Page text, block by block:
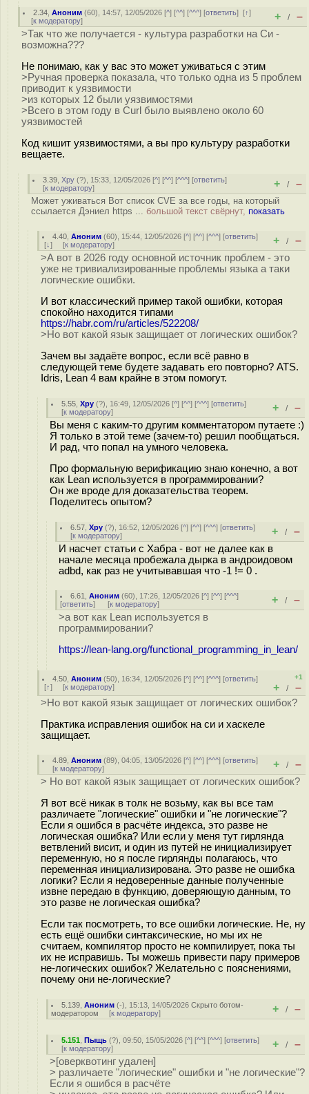
2.34 ,Аноним (60), 14:57, 12/05/2026 [^] [^^] [^^^] [ответить][↑]
[к модератору] + / –
>Так что же получается - культура разработки на Си -
возможна???
Не понимаю, как у вас это может уживаться с этим
>Ручная проверка показала, что только одна из 5 проблем
приводит к уязвимости
>из которых 12 были уязвимостями
>Всего в этом году в Curl было выявлено около 60
уязвимостей
Код кишит уязвимостями, а вы про культуру разработки
вещаете.
3.39 ,Хру (?), 15:33, 12/05/2026 [^] [^^] [^^^] [ответить]
[к модератору] + / –
Может уживаться Вот список CVE за все годы, на который
ссылается Дэниел https ... большой текст свёрнут, показать
4.40 ,Аноним (60), 15:44, 12/05/2026 [^] [^^] [^^^] [ответить]
[↓] [к модератору] + / –
>А вот в 2026 году основной источник проблем - это
уже не тривиализированные проблемы языка а таки
логические ошибки.
И вот классический пример такой ошибки, которая
спокойно находится типами
https://habr.com/ru/articles/522208/
>Но вот какой язык защищает от логических ошибок?
Зачем вы задаёте вопрос, если всё равно в
следующей теме будете задавать его повторно? ATS.
Idris, Lean 4 вам крайне в этом помогут.
5.55 ,Хру (?), 16:49, 12/05/2026 [^] [^^] [^^^] [ответить]
[к модератору] + / –
Вы меня с каким-то другим комментатором путаете :)
Я только в этой теме (зачем-то) решил пообщаться.
И рад, что попал на умного человека.
Про формальную верификацию знаю конечно, а вот
как Lean используется в программировании?
Он же вроде для доказательства теорем.
Поделитесь опытом?
6.57 ,Хру (?), 16:52, 12/05/2026 [^] [^^] [^^^] [ответить]
[к модератору] + / –
И насчет статьи с Хабра - вот не далее как в
начале месяца пробежала дырка в андроидовом
adbd, как раз не учитывавшая что -1 != 0 .
6.61 ,Аноним (60), 17:26, 12/05/2026 [^] [^^] [^^^]
[ответить] [к модератору] + / –
>а вот как Lean используется в
программировании?
https://lean-lang.org/functional_programming_in_lean/
4.50 ,Аноним (50), 16:34, 12/05/2026 [^] [^^] [^^^] [ответить]
[↑] [к модератору]
+1
+ / –
>Но вот какой язык защищает от логических ошибок?
Практика исправления ошибок на си и хаскеле
защищает.
4.89 ,Аноним (89), 04:05, 13/05/2026 [^] [^^] [^^^] [ответить]
[к модератору] + / –
> Но вот какой язык защищает от логических ошибок?
Я вот всё никак в толк не возьму, как вы все там
различаете "логические" ошибки и "не логические"?
Если я ошибся в расчёте индекса, это разве не
логическая ошибка? Или если у меня тут гирлянда
ветвлений висит, и один из путей не инициализирует
переменную, но я после гирлянды полагаюсь, что
переменная инициализирована. Это разве не ошибка
логики? Если я недоверенные данные полученные
извне передаю в функцию, доверяющую данным, то
это разве не логическая ошибка?
Если так посмотреть, то все ошибки логические. Не, ну
есть ещё ошибки синтаксические, но мы их не
считаем, компилятор просто не компилирует, пока ты
их не исправишь. Ты можешь привести пару примеров
не-логических ошибок? Желательно с пояснениями,
почему они не-логические?
5.139 ,Аноним (-), 15:13, 14/05/2026Скрыто ботом-
модератором [к модератору] + / –
5.151 ,Пыщь (?), 09:50, 15/05/2026 [^] [^^] [^^^] [ответить]
[к модератору] + / –
>[оверквотинг удален]
> различаете "логические" ошибки и "не логические"?
Если я ошибся в расчёте